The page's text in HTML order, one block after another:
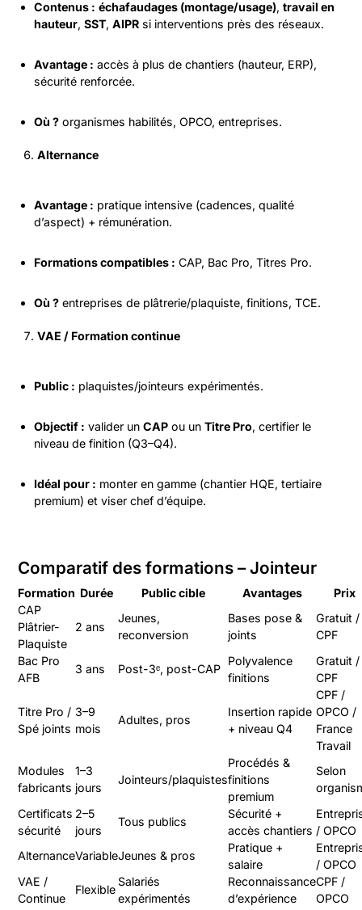
Contenus : échafaudages (montage/usage),travail en
hauteur,SST,AIPR si interventions près des réseaux.
Avantage : accès à plus de chantiers (hauteur, ERP),
sécurité renforcée.
Où ? organismes habilités, OPCO, entreprises.
Alternance
Avantage : pratique intensive (cadences, qualité
d’aspect) + rémunération.
Formations compatibles : CAP, Bac Pro, Titres Pro.
Où ? entreprises de plâtrerie/plaquiste, finitions, TCE.
VAE / Formation continue
Public : plaquistes/jointeurs expérimentés.
Objectif : valider unCAP ou unTitre Pro, certifier le
niveau de finition (Q3–Q4).
Idéal pour : monter en gamme (chantier HQE, tertiaire
premium) et viser chef d’équipe.
Comparatif des formations – Jointeur
Formation Durée Public cible Avantages
Prix
CAP
Plâtrier-
Plaquiste
2 ans
Jeunes,
reconversion
Bases pose &
joints
Gratuit /
CPF
Bac Pro
AFB
3 ans Post-3ᵉ, post-CAP
Polyvalence
finitions
Gratuit /
CPF
Titre Pro /
Spé joints
3–9
mois
Adultes, pros
Insertion rapide
+ niveau Q4
CPF /
OPCO /
France
Travail
Modules
fabricants
1–3
jours
Jointeurs/plaquistes
Procédés &
finitions
premium
Selon
Certificats
sécurité
2–5
jours
Tous publics
Sécurité +
accès chantiers / OPCO
AlternanceVariableJeunes & pros
Pratique +
salaire
/ OPCO
VAE /
Continue
Flexible
Salariés
expérimentés
Reconnaissance
d’expérience
CPF /
OPCO